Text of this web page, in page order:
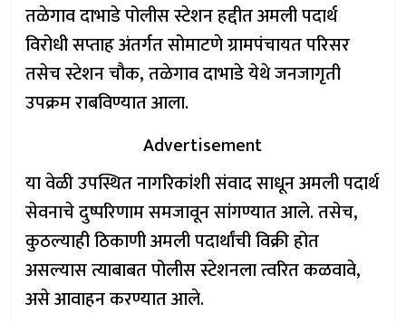
तळेगाव दाभाडे पोलीस स्टेशन हद्दीत अमली पदार्थ
विरोधी सप्ताह अंतर्गत सोमाटणे ग्रामपंचायत परिसर
तसेच स्टेशन चौक, तळेगाव दाभाडे येथे जनजागृती
उपक्रम राबविण्यात आला.
Advertisement
या वेळी उपस्थित नागरिकांशी संवाद साधून अमली पदार्थ
सेवनाचे दुष्परिणाम समजावून सांगण्यात आले. तसेच,
कुठल्याही ठिकाणी अमली पदार्थांची विक्री होत
असल्यास त्याबाबत पोलीस स्टेशनला त्वरित कळवावे,
असे आवाहन करण्यात आले.